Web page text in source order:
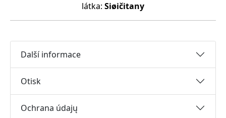
látka: Siøičitany
Další informace
Otisk
Ochrana údajų